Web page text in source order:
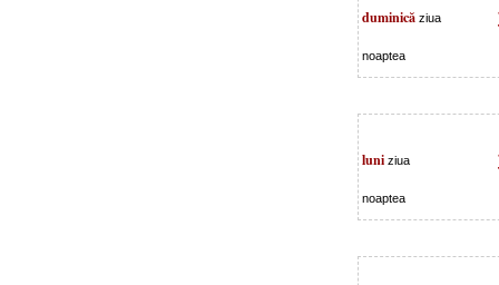
duminică ziua
noaptea
luni ziua
noaptea